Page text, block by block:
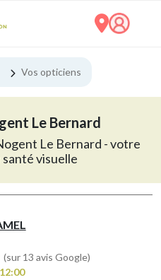
Vos opticiens
Le Bernard
Le Bernard - votre
visuelle
(sur 13 avis Google)